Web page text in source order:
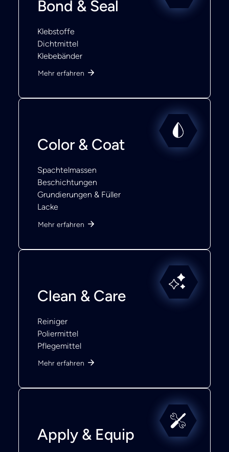
Bond & Seal
Klebstoffe
Dichtmittel
Klebebänder
Mehr erfahren
Color & Coat
Spachtelmassen
Beschichtungen
Grundierungen & Füller
Lacke
Mehr erfahren
Clean & Care
Reiniger
Poliermittel
Pflegemittel
Mehr erfahren
Apply & Equip